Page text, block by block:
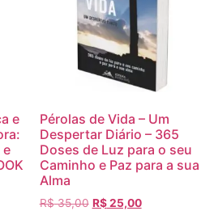
e
e
Pérolas de Vida – Um
Despertar Diário – 365
Doses de Luz para o seu
Caminho e Paz para a sua
Alma
R$35,00 R$25,00